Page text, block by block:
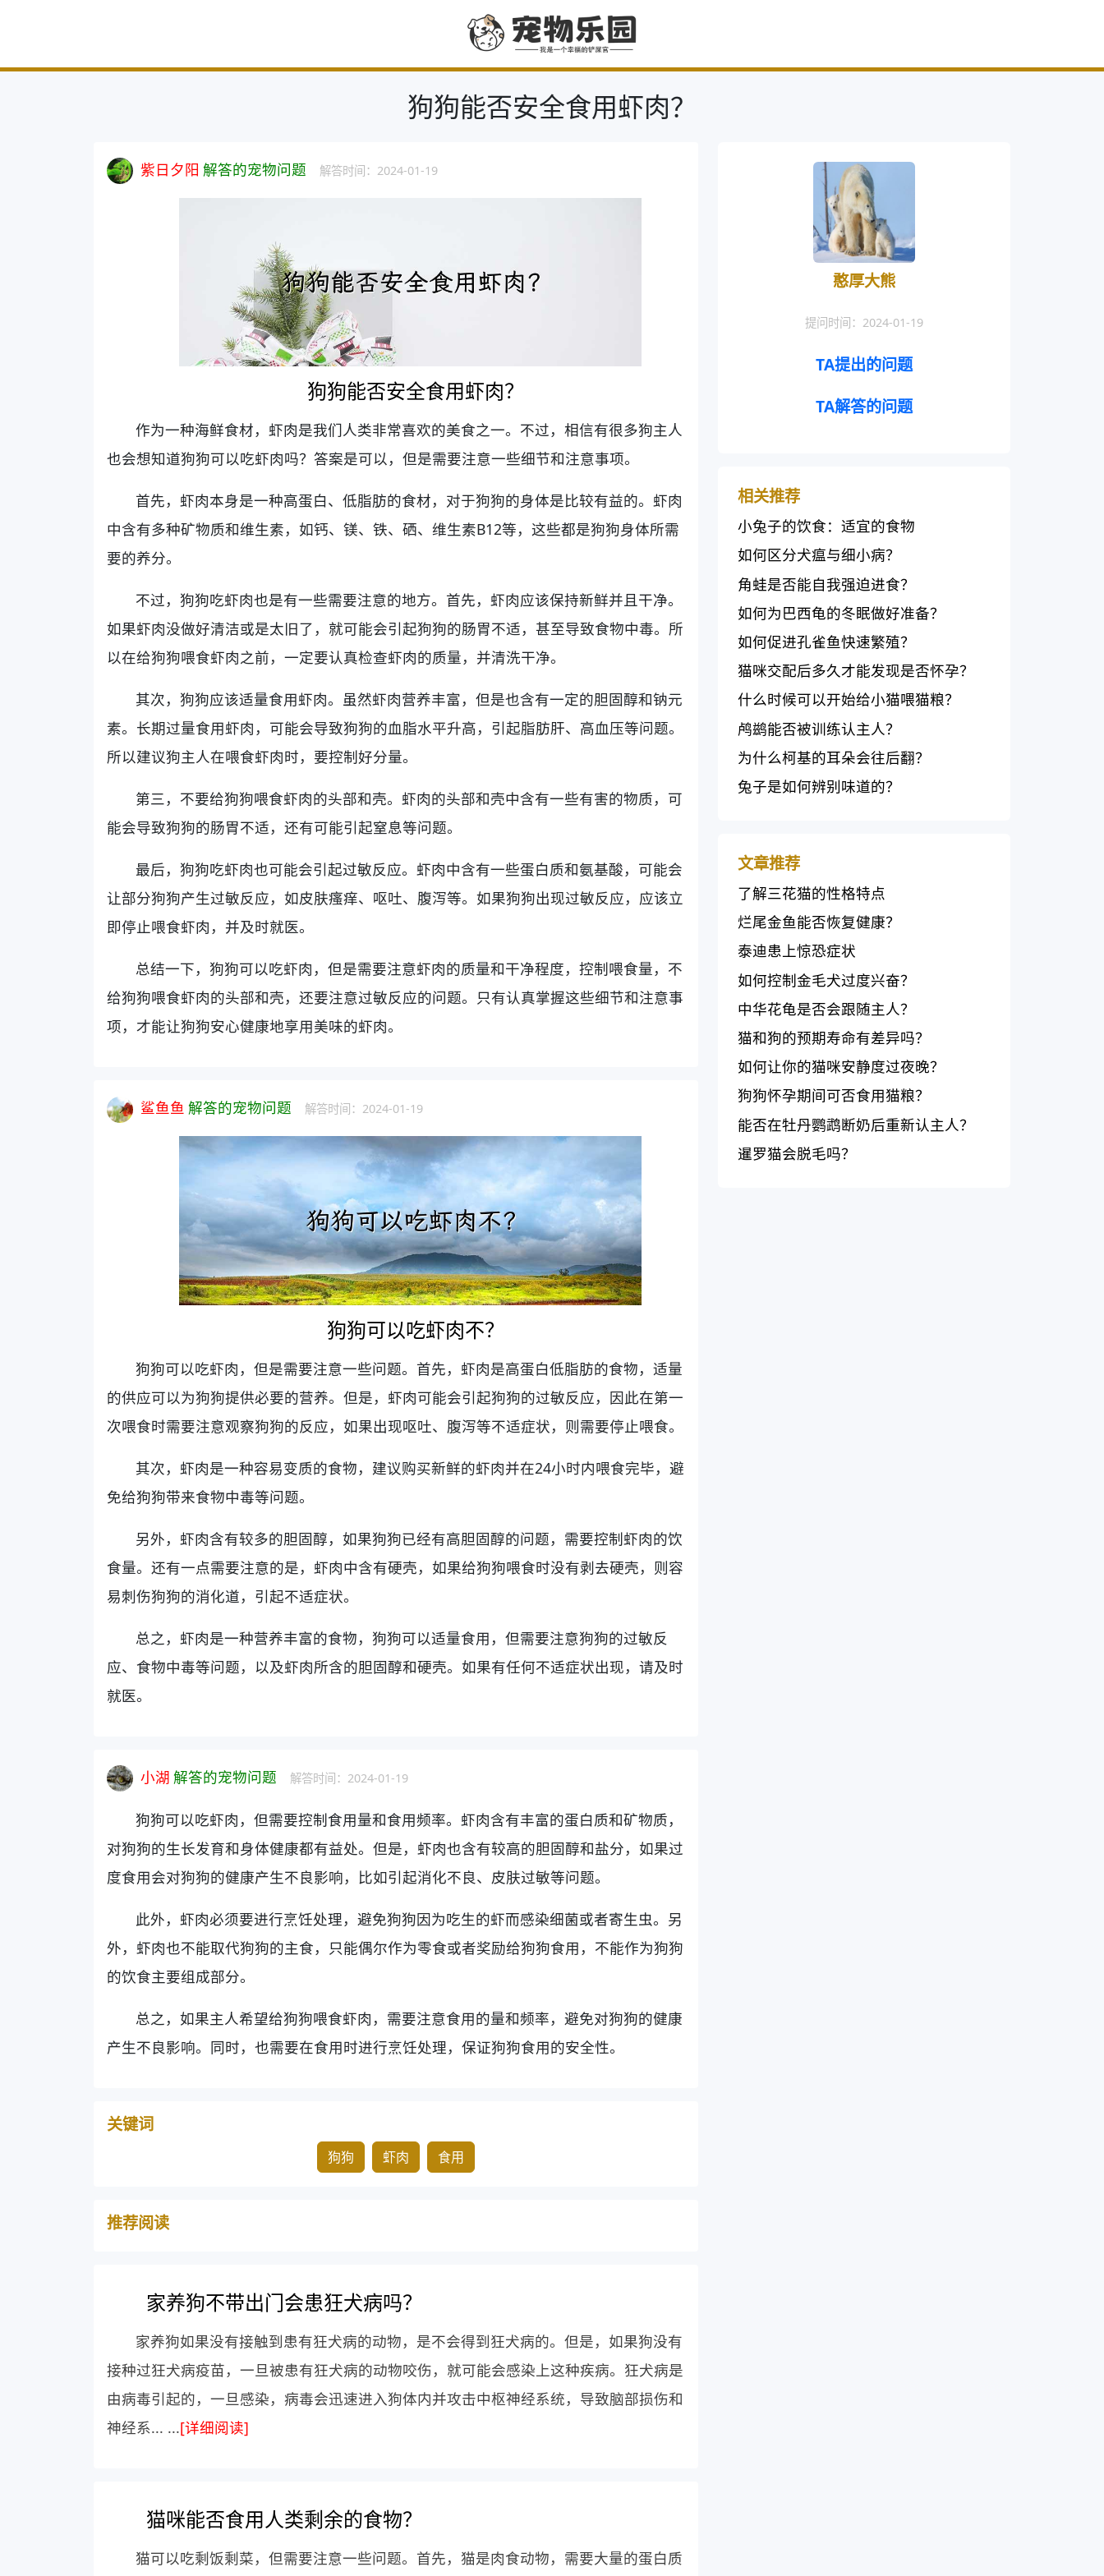
狗狗能否安全食用虾肉？
紫日夕阳 解答的宠物问题 解答时间：2024-01-19
狗狗能否安全食用虾肉？
作为一种海鲜食材，虾肉是我们人类非常喜欢的美食之一。不过，相信有很多狗主人
也会想知道狗狗可以吃虾肉吗？答案是可以，但是需要注意一些细节和注意事项。
首先，虾肉本身是一种高蛋白、低脂肪的食材，对于狗狗的身体是比较有益的。虾肉
中含有多种矿物质和维生素，如钙、镁、铁、硒、维生素B12等，这些都是狗狗身体所需
要的养分。
不过，狗狗吃虾肉也是有一些需要注意的地方。首先，虾肉应该保持新鲜并且干净。
如果虾肉没做好清洁或是太旧了，就可能会引起狗狗的肠胃不适，甚至导致食物中毒。所
以在给狗狗喂食虾肉之前，一定要认真检查虾肉的质量，并清洗干净。
其次，狗狗应该适量食用虾肉。虽然虾肉营养丰富，但是也含有一定的胆固醇和钠元
素。长期过量食用虾肉，可能会导致狗狗的血脂水平升高，引起脂肪肝、高血压等问题。
所以建议狗主人在喂食虾肉时，要控制好分量。
第三，不要给狗狗喂食虾肉的头部和壳。虾肉的头部和壳中含有一些有害的物质，可
能会导致狗狗的肠胃不适，还有可能引起窒息等问题。
最后，狗狗吃虾肉也可能会引起过敏反应。虾肉中含有一些蛋白质和氨基酸，可能会
让部分狗狗产生过敏反应，如皮肤瘙痒、呕吐、腹泻等。如果狗狗出现过敏反应，应该立
即停止喂食虾肉，并及时就医。
总结一下，狗狗可以吃虾肉，但是需要注意虾肉的质量和干净程度，控制喂食量，不
给狗狗喂食虾肉的头部和壳，还要注意过敏反应的问题。只有认真掌握这些细节和注意事
项，才能让狗狗安心健康地享用美味的虾肉。
鲨鱼鱼 解答的宠物问题 解答时间：2024-01-19
狗狗可以吃虾肉不？
狗狗可以吃虾肉，但是需要注意一些问题。首先，虾肉是高蛋白低脂肪的食物，适量
的供应可以为狗狗提供必要的营养。但是，虾肉可能会引起狗狗的过敏反应，因此在第一
次喂食时需要注意观察狗狗的反应，如果出现呕吐、腹泻等不适症状，则需要停止喂食。
其次，虾肉是一种容易变质的食物，建议购买新鲜的虾肉并在24小时内喂食完毕，避
免给狗狗带来食物中毒等问题。
另外，虾肉含有较多的胆固醇，如果狗狗已经有高胆固醇的问题，需要控制虾肉的饮
食量。还有一点需要注意的是，虾肉中含有硬壳，如果给狗狗喂食时没有剥去硬壳，则容
易刺伤狗狗的消化道，引起不适症状。
总之，虾肉是一种营养丰富的食物，狗狗可以适量食用，但需要注意狗狗的过敏反
应、食物中毒等问题，以及虾肉所含的胆固醇和硬壳。如果有任何不适症状出现，请及时
就医。
小湖 解答的宠物问题 解答时间：2024-01-19
狗狗可以吃虾肉，但需要控制食用量和食用频率。虾肉含有丰富的蛋白质和矿物质，
对狗狗的生长发育和身体健康都有益处。但是，虾肉也含有较高的胆固醇和盐分，如果过
度食用会对狗狗的健康产生不良影响，比如引起消化不良、皮肤过敏等问题。
此外，虾肉必须要进行烹饪处理，避免狗狗因为吃生的虾而感染细菌或者寄生虫。另
外，虾肉也不能取代狗狗的主食，只能偶尔作为零食或者奖励给狗狗食用，不能作为狗狗
的饮食主要组成部分。
总之，如果主人希望给狗狗喂食虾肉，需要注意食用的量和频率，避免对狗狗的健康
产生不良影响。同时，也需要在食用时进行烹饪处理，保证狗狗食用的安全性。
关键词
狗狗 虾肉 食用
推荐阅读
家养狗不带出门会患狂犬病吗？
家养狗如果没有接触到患有狂犬病的动物，是不会得到狂犬病的。但是，如果狗没有
接种过狂犬病疫苗，一旦被患有狂犬病的动物咬伤，就可能会感染上这种疾病。狂犬病是
由病毒引起的，一旦感染，病毒会迅速进入狗体内并攻击中枢神经系统，导致脑部损伤和
神经系... ...[详细阅读]
猫咪能否食用人类剩余的食物？
猫可以吃剩饭剩菜，但需要注意一些问题。首先，猫是肉食动物，需要大量的蛋白质
憨厚大熊
提问时间：2024-01-19
TA提出的问题
TA解答的问题
相关推荐
小兔子的饮食：适宜的食物
如何区分犬瘟与细小病？
角蛙是否能自我强迫进食？
如何为巴西龟的冬眠做好准备？
如何促进孔雀鱼快速繁殖？
猫咪交配后多久才能发现是否怀孕？
什么时候可以开始给小猫喂猫粮？
鸬鹚能否被训练认主人？
为什么柯基的耳朵会往后翻？
兔子是如何辨别味道的？
文章推荐
了解三花猫的性格特点
烂尾金鱼能否恢复健康？
泰迪患上惊恐症状
如何控制金毛犬过度兴奋？
中华花龟是否会跟随主人？
猫和狗的预期寿命有差异吗？
如何让你的猫咪安静度过夜晚？
狗狗怀孕期间可否食用猫粮？
能否在牡丹鹦鹉断奶后重新认主人？
暹罗猫会脱毛吗？